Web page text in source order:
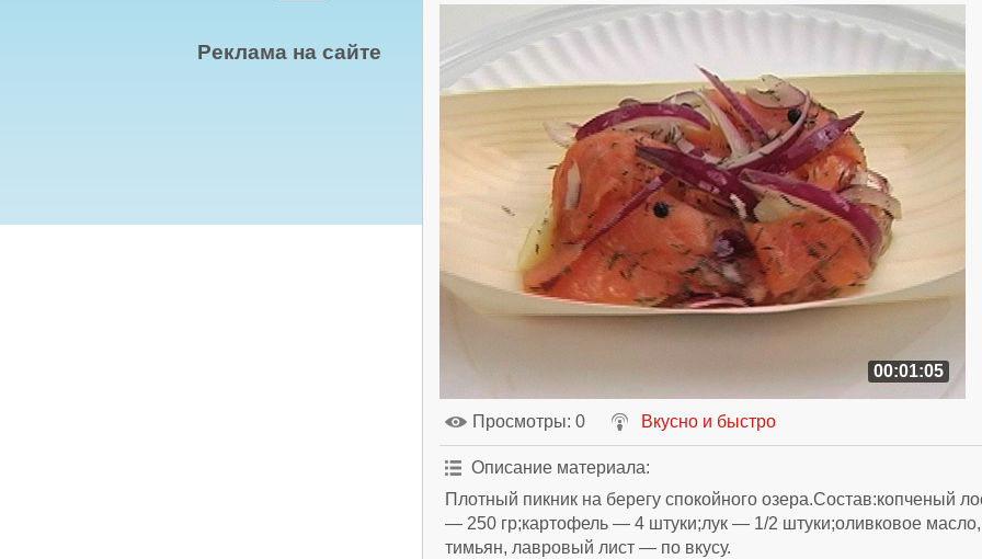
Реклама на сайте
00:01:05
Просмотры: 0 Вкусно и быстро
Описание материала:
Плотный пикник на берегу спокойного озера.Состав:копченый
— 250 гр;картофель — 4 штуки;лук — 1/2 штуки;оливковое масло,
тимьян, лавровый лист — по вкусу.